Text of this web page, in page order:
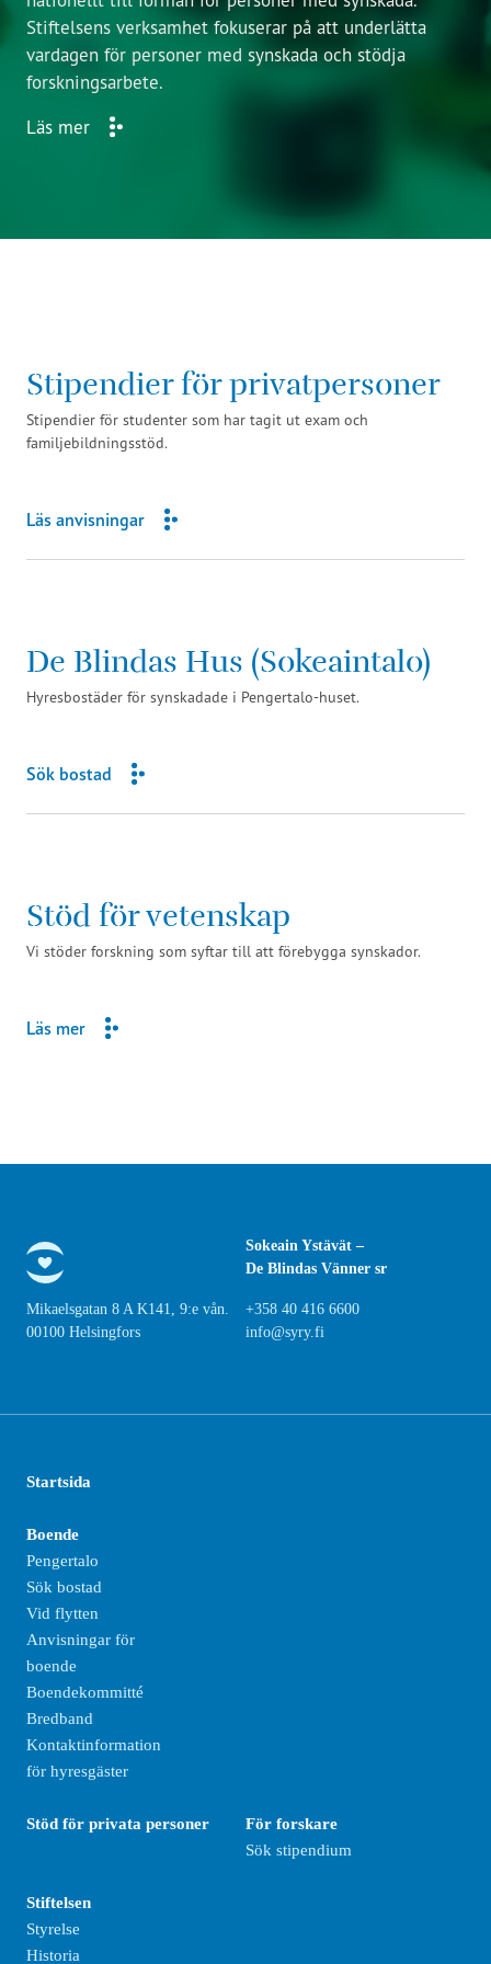
Stiftelsens verksamhet fokuserar på att underlätta
vardagen för personer med synskada och stödja
forskningsarbete.
Läs mer
Stipendier för privatpersoner
Stipendier för studenter som har tagit ut exam och
familjebildningsstöd.
Läs anvisningar
De Blindas Hus (Sokeaintalo)
Hyresbostäder för synskadade i Pengertalo-huset.
Sök bostad
Stöd för vetenskap
Vi stöder forskning som syftar till att förebygga synskador.
Läs mer
Sokeain Ystävät –
De Blindas Vänner sr
Mikaelsgatan 8 A K141, 9:e vån.
00100 Helsingfors
+358 40 416 6600
info@syry.fi
Startsida
Boende
Pengertalo
Sök bostad
Vid flytten
Anvisningar för
boende
Boendekommitté
Bredband
Kontaktinformation
för hyresgäster
Stöd för privata personer
För forskare
Sök stipendium
Stiftelsen
Styrelse
Historia